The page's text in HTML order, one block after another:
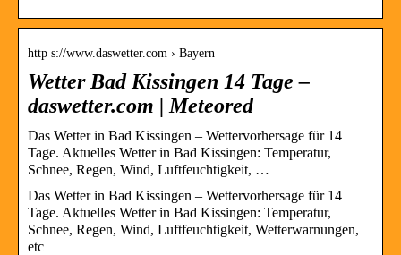
http s://www.daswetter.com › Bayern
Wetter Bad Kissingen 14 Tage –
daswetter.com | Meteored
Das Wetter in Bad Kissingen – Wettervorhersage für 14
Tage. Aktuelles Wetter in Bad Kissingen: Temperatur,
Schnee, Regen, Wind, Luftfeuchtigkeit, …
Das Wetter in Bad Kissingen – Wettervorhersage für 14
Tage. Aktuelles Wetter in Bad Kissingen: Temperatur,
Schnee, Regen, Wind, Luftfeuchtigkeit, Wetterwarnungen,
etc